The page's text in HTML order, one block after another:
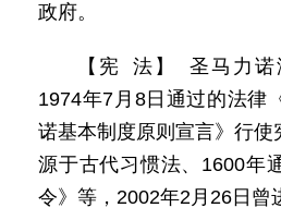
政府。
【宪 法】 圣马力诺
1974年7月8日通过的法律
诺基本制度原则宣言》行
源于古代习惯法、1600年
令》等，2002年2月26日曾